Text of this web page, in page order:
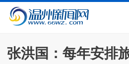
张洪国：每年安排